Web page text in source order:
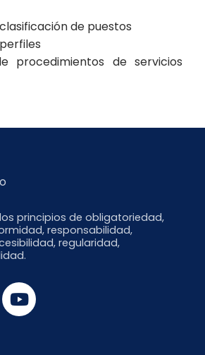
de puestos
procedimientos de servicios
principios de obligatoriedad,
responsabilidad,
regularidad,